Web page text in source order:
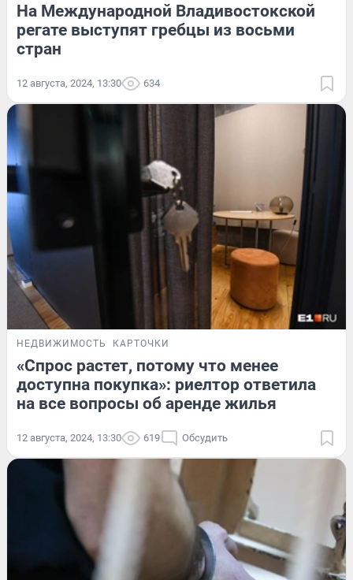
На Международной Владивостокской
регате выступят гребцы из восьми
стран
12 августа, 2024, 13:30 634
НЕДВИЖИМОСТЬ КАРТОЧКИ
«Спрос растет, потому что менее
доступна покупка»: риелтор ответила
на все вопросы об аренде жилья
12 августа, 2024, 13:30 619 Обсудить